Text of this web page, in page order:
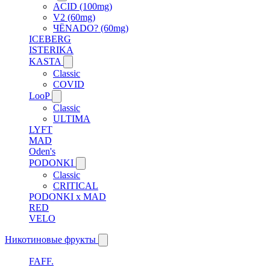
ACID (100mg)
V2 (60mg)
ЧЁNADO? (60mg)
ICEBERG
ISTERIKA
KASTA
Classic
COVID
LooP
Classic
ULTIMA
LYFT
MAD
Oden's
PODONKI
Classic
CRITICAL
PODONKI x MAD
RED
VELO
Никотиновые фрукты
FAFF.